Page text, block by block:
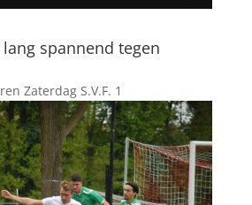
spannend tegen
Zaterdag S.V.F. 1